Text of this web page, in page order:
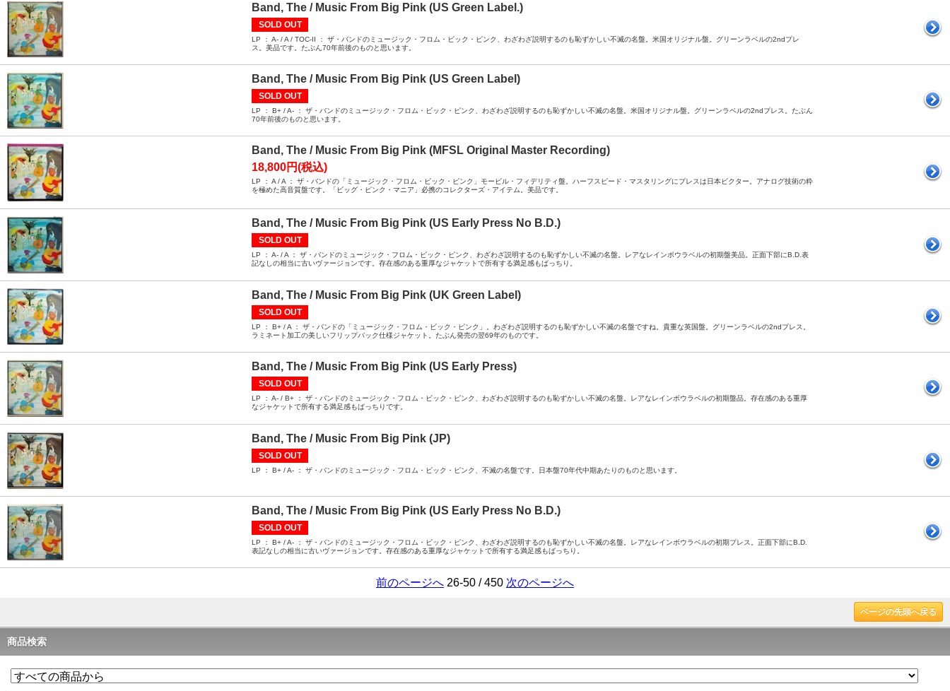
Band, The / Music From Big Pink (US Green Label.)
SOLD OUT
LP ： A- / A / TOC-II ： ザ・バンドのミュージック・フロム・ビック・ピンク、わざわざ説明するのも恥ずかしい不滅の名盤。米国オリジナル盤。グリーンラベルの2ndプレ
ス。美品です。たぶん70年前後のものと思います。
Band, The / Music From Big Pink (US Green Label)
SOLD OUT
LP ： B+ / A- ： ザ・バンドのミュージック・フロム・ビック・ピンク、わざわざ説明するのも恥ずかしい不滅の名盤。米国オリジナル盤。グリーンラベルの2ndプレス。たぶん
70年前後のものと思います。
Band, The / Music From Big Pink (MFSL Original Master Recording)
18,800円(税込)
LP ： A / A ： ザ・バンドの「ミュージック・フロム・ビック・ピンク」モービル・フィデリティ盤。ハーフスピード・マスタリングにプレスは日本ビクター。アナログ技術の粋
を極めた高音質盤です。「ビッグ・ピンク・マニア」必携のコレクターズ・アイテム。美品です。
Band, The / Music From Big Pink (US Early Press No B.D.)
SOLD OUT
LP ： A- / A ： ザ・バンドのミュージック・フロム・ビック・ピンク、わざわざ説明するのも恥ずかしい不滅の名盤。レアなレインボウラベルの初期盤美品。正面下部にB.D.表
記なしの相当に古いヴァージョンです。存在感のある重厚なジャケットで所有する満足感もばっちり。
Band, The / Music From Big Pink (UK Green Label)
SOLD OUT
LP ： B+ / A ： ザ・バンドの「ミュージック・フロム・ビック・ピンク」。わざわざ説明するのも恥ずかしい不滅の名盤ですね。貴重な英国盤。グリーンラベルの2ndプレス。
ラミネート加工の美しいフリップバック仕様ジャケット。たぶん発売の翌69年のものです。
Band, The / Music From Big Pink (US Early Press)
SOLD OUT
LP ： A- / B+ ： ザ・バンドのミュージック・フロム・ビック・ピンク、わざわざ説明するのも恥ずかしい不滅の名盤。レアなレインボウラベルの初期盤品。存在感のある重厚
なジャケットで所有する満足感もばっちりです。
Band, The / Music From Big Pink (JP)
SOLD OUT
LP ： B+ / A- ： ザ・バンドのミュージック・フロム・ビック・ピンク、不滅の名盤です。日本盤70年代中期あたりのものと思います。
Band, The / Music From Big Pink (US Early Press No B.D.)
SOLD OUT
LP ： B+ / A- ： ザ・バンドのミュージック・フロム・ビック・ピンク、わざわざ説明するのも恥ずかしい不滅の名盤。レアなレインボウラベルの初期プレス。正面下部にB.D.
表記なしの相当に古いヴァージョンです。存在感のある重厚なジャケットで所有する満足感もばっちり。
前のページへ 26-50 / 450 次のページへ
ページの先頭へ戻る
商品検索